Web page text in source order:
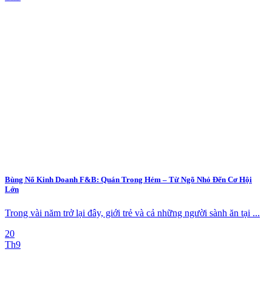
Bùng Nổ Kinh Doanh F&B: Quán Trong Hẻm – Từ Ngõ Nhỏ Đến Cơ Hội
Lớn
Trong vài năm trở lại đây, giới trẻ và cả những người sành ăn tại ...
20
Th9